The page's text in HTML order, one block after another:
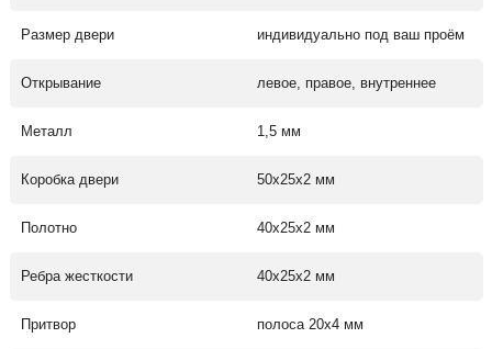
Размер двери индивидуально под ваш проём
Открывание левое, правое, внутреннее
Металл 1,5 мм
Коробка двери 50х25х2 мм
Полотно 40х25х2 мм
Ребра жесткости 40х25х2 мм
Притвор полоса 20х4 мм